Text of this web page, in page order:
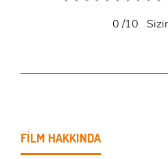
0/10
FİLM HAKKINDA